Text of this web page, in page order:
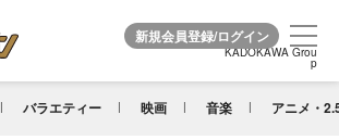
KADOKAWA Grou
p
バラエティー 映画 音楽 アニメ・
KADOKAWA Grou
p